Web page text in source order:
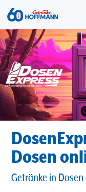
Direkt
zum
Inhalt
Startseite Getränke
Dosen
Getränke in